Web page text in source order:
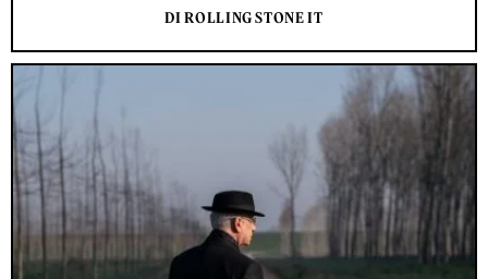
DI ROLLING STONE IT